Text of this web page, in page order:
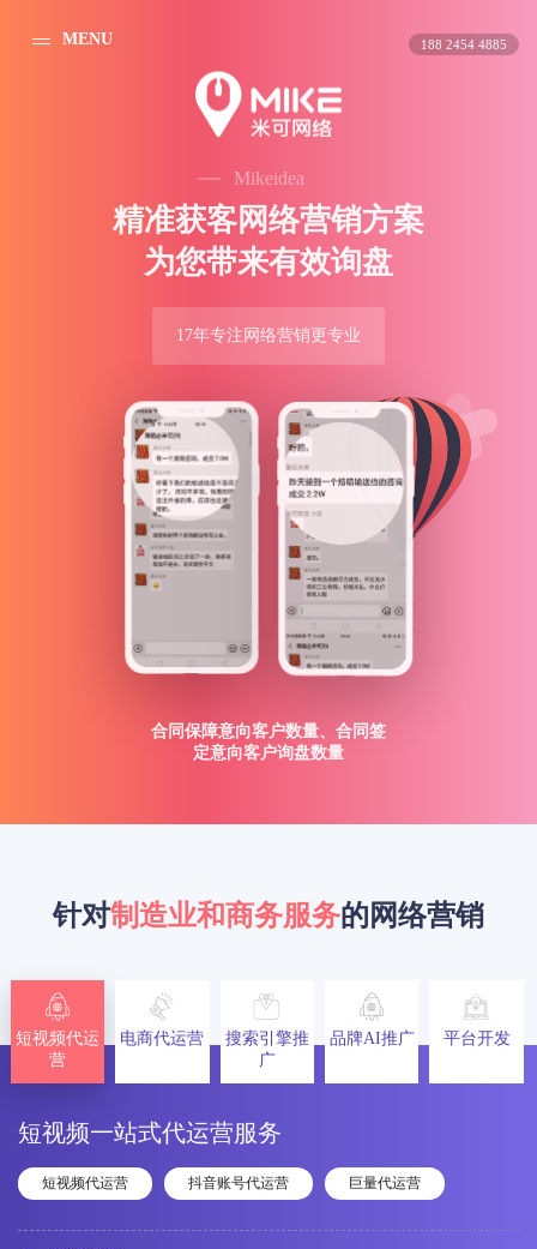
188 2454 4885
MENU
Mikeidea
精准获客网络营销方案
为您带来有效询盘
17年专注网络营销更专业
合同保障意向客户数量、合同签
定意向客户询盘数量
针对制造业和商务服务的网络营销
短视频代运
营
电商代运营
搜索引擎推
广
品牌AI推广 平台开发
短视频一站式代运营服务
短视频代运营 抖音账号代运营 巨量代运营